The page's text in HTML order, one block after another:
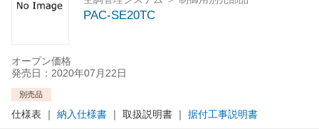
PAC-SE20TC
オープン価格
発売日：2020年07月22日
別売品
仕様表 ｜ 納入仕様書 ｜ 取扱説明書｜ 据付工事説明書